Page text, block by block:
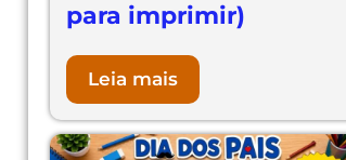
para imprimir)
Leia mais